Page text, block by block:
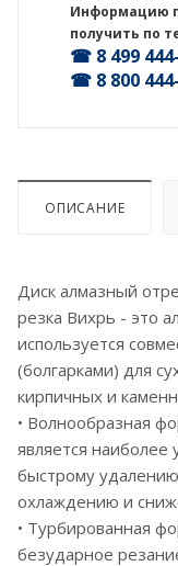
Информацию
получить по
☎ 8 499
☎ 8 800
ОПИСАНИЕ
Диск алмазный
резка Вихрь - это
используется
(болгарками) для
кирпичных и
• Волнообразная
является наиболее
быстрому
охлаждению и
• Турбированная
безударное